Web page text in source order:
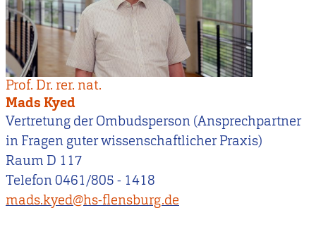
Prof. Dr. rer. nat.
Mads Kyed
Vertretung der Ombudsperson (Ansprechpartner
in Fragen guter wissenschaftlicher Praxis)
Raum D 117
Telefon 0461/805 - 1418
mads.kyed@hs-flensburg.de